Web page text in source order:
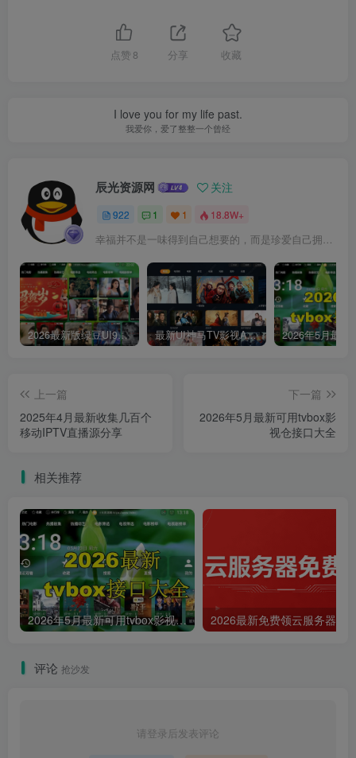
点赞 8 分享 收藏
I love you for my life past.
我爱你，爱了整整一个曾经
辰光资源网 关注
922 1 1 18.8W+
幸福并不是一味得到自己想要的，而是珍爱自己拥有的
2026最新版绿豆UI9双端影视APP源码 最新UI神马TV影视APP源码 乐檬影视苹果CMS后台 包含前后端源码
上一篇
2025年4月最新收集几百个
移动IPTV直播源分享
下一篇
2026年5月最新可用tvbox影
视仓接口大全
相关推荐
2026年5月最新可用tvbox影视仓接口大全
评论 抢沙发
请登录后发表评论